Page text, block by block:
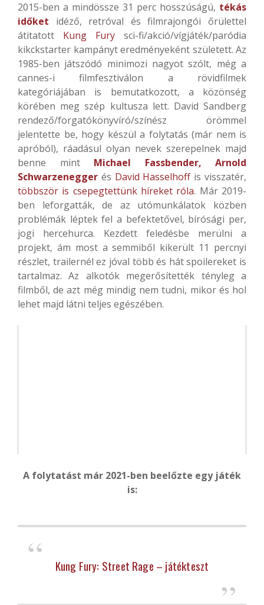
2015-ben a mindössze 31 perc hosszúságú, tékás
időket idéző, retróval és filmrajongói őrülettel
átitatott Kung Fury sci-fi/akció/vígjáték/paródia
kikckstarter kampányt eredményeként született. Az
1985-ben játszódó minimozi nagyot szólt, még a
cannes-i filmfesztiválon a rövidfilmek
kategóriájában is bemutatkozott, a közönség
körében meg szép kultusza lett. David Sandberg
rendező/forgatókönyvíró/színész örömmel
jelentette be, hogy készül a folytatás (már nem is
apróból), ráadásul olyan nevek szerepelnek majd
benne mint
Michael Fassbender, Arnold
Schwarzenegger és David Hasselhoffis visszatér,
többször is csepegtettünk híreket róla. Már 2019-
ben leforgatták, de az utómunkálatok közben
problémák léptek fel a befektetővel, bírósági per,
jogi hercehurca. Kezdett feledésbe merülni a
projekt, ám most a semmiből kikerült 11 percnyi
részlet, trailernél ez jóval több és hát spoilereket is
tartalmaz. Az alkotók megerősítették tényleg a
filmből, de azt még mindig nem tudni, mikor és hol
lehet majd látni teljes egészében.
A folytatást már 2021-ben beelőzte egy játék
is:
Kung Fury: Street Rage – játékteszt